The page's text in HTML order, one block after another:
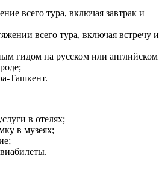
всего тура, включая завтрак и
всего тура, включая встречу и
гидом на русском или английском
Ташкент.
в отелях;
в музеях;